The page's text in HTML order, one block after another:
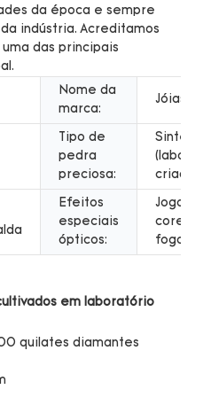
da época e sempre
indústria. Acreditamos
das principais
Nome da
marca:
Jóias
Tipo de
pedra
preciosa:
criado)
Efeitos
especiais
ópticos:
Jogo
cores
fogo